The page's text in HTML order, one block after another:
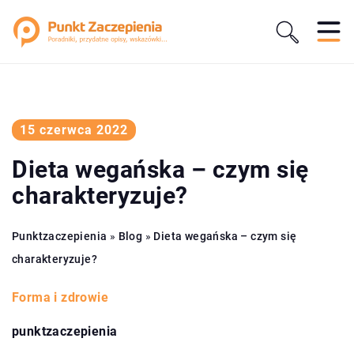
15 czerwca 2022
Dieta wegańska – czym się
charakteryzuje?
Punktzaczepienia » Blog » Dieta wegańska – czym się
charakteryzuje?
Forma i zdrowie
punktzaczepienia